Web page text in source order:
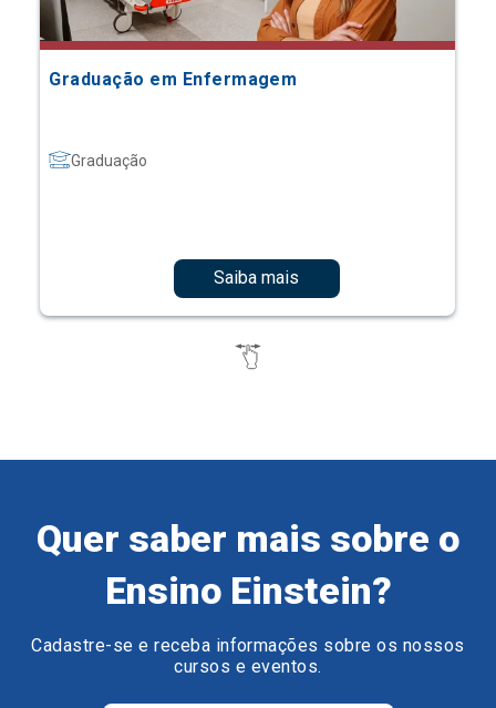
Graduação em Enfermagem
Graduação
Saiba mais
Quer saber mais sobre o
Ensino Einstein?
Cadastre-se e receba informações sobre os nossos
cursos e eventos.